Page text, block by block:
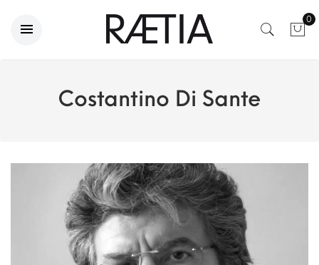
0
Costantino Di Sante